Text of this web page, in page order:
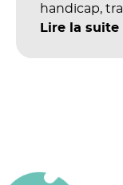
handicap,
impacts
Lire la suite